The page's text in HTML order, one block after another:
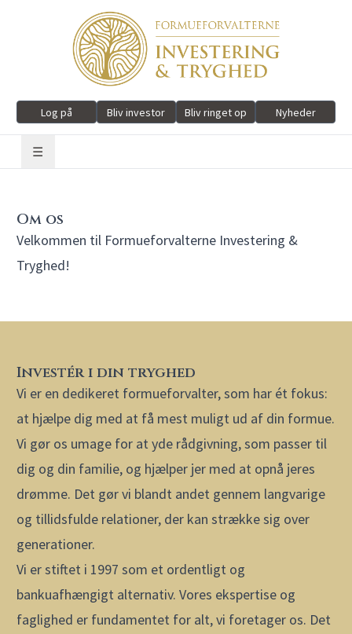
Log på Bliv investor Bliv ringet op Nyheder
☰
Om os
Velkommen til Formueforvalterne Investering &
Tryghed!
Investér i din tryghed
Vi er en dedikeret formueforvalter, som har ét fokus:
at hjælpe dig med at få mest muligt ud af din formue.
Vi gør os umage for at yde rådgivning, som passer til
dig og din familie, og hjælper jer med at opnå jeres
drømme. Det gør vi blandt andet gennem langvarige
og tillidsfulde relationer, der kan strække sig over
generationer.
Vi er stiftet i 1997 som et ordentligt og
bankuafhængigt alternativ. Vores ekspertise og
faglighed er fundamentet for alt, vi foretager os. Det